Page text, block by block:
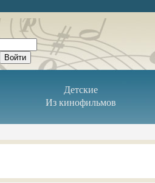
Детские
Из кинофильмов